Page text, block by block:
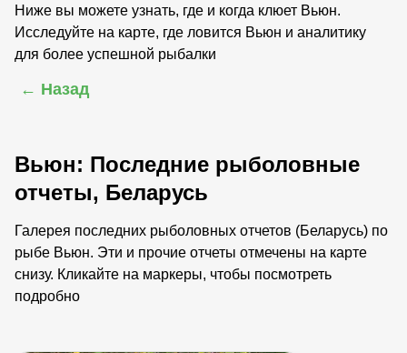
Ниже вы можете узнать, где и когда клюет Вьюн.
Исследуйте на карте, где ловится Вьюн и аналитику
для более успешной рыбалки
← Назад
Вьюн: Последние рыболовные
отчеты, Беларусь
Галерея последних рыболовных отчетов (Беларусь) по
рыбе Вьюн. Эти и прочие отчеты отмечены на карте
снизу. Кликайте на маркеры, чтобы посмотреть
подробно